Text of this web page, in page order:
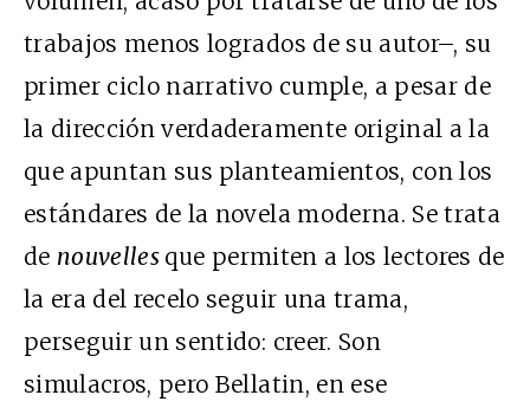
trabajos menos logrados de su autor–, su
primer ciclo narrativo cumple, a pesar de
la dirección verdaderamente original a la
que apuntan sus planteamientos, con los
estándares de la novela moderna. Se trata
de nouvelles que permiten a los lectores de
la era del recelo seguir una trama,
perseguir un sentido: creer. Son
simulacros, pero Bellatin, en ese